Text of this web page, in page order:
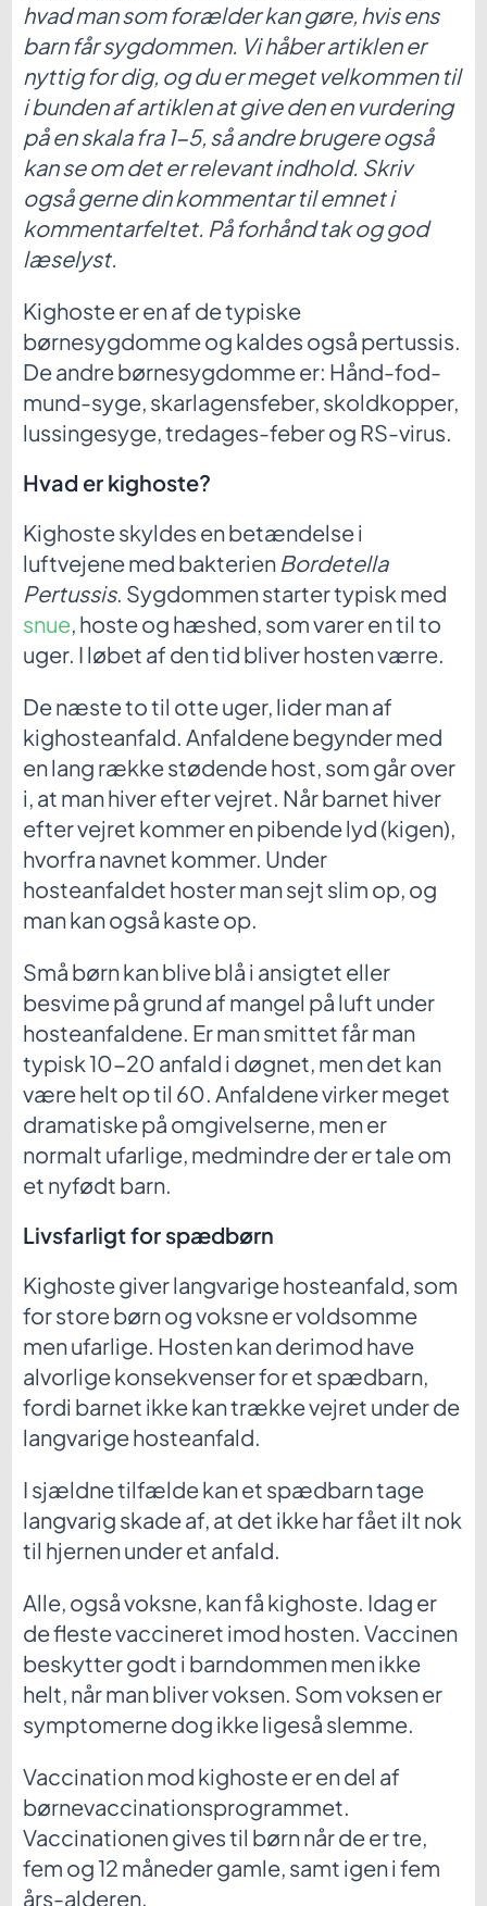
hvad man som forælder kan gøre, hvis ens
barn får sygdommen. Vi håber artiklen er
nyttig for dig, og du er meget velkommen til
i bunden af artiklen at give den en vurdering
på en skala fra 1-5, så andre brugere også
kan se om det er relevant indhold. Skriv
også gerne din kommentar til emnet i
kommentarfeltet. På forhånd tak og god
læselyst.
Kighoste er en af de typiske
børnesygdomme og kaldes også pertussis.
De andre børnesygdomme er: Hånd-fod-
mund-syge, skarlagensfeber, skoldkopper,
lussingesyge, tredages-feber og RS-virus.
Hvad er kighoste?
Kighoste skyldes en betændelse i
luftvejene med bakterien Bordetella
Pertussis. Sygdommen starter typisk med
snue, hoste og hæshed, som varer en til to
uger. I løbet af den tid bliver hosten værre.
De næste to til otte uger, lider man af
kighosteanfald. Anfaldene begynder med
en lang række stødende host, som går over
i, at man hiver efter vejret. Når barnet hiver
efter vejret kommer en pibende lyd (kigen),
hvorfra navnet kommer. Under
hosteanfaldet hoster man sejt slim op, og
man kan også kaste op.
Små børn kan blive blå i ansigtet eller
besvime på grund af mangel på luft under
hosteanfaldene. Er man smittet får man
typisk 10-20 anfald i døgnet, men det kan
være helt op til 60. Anfaldene virker meget
dramatiske på omgivelserne, men er
normalt ufarlige, medmindre der er tale om
et nyfødt barn.
Livsfarligt for spædbørn
Kighoste giver langvarige hosteanfald, som
for store børn og voksne er voldsomme
men ufarlige. Hosten kan derimod have
alvorlige konsekvenser for et spædbarn,
fordi barnet ikke kan trække vejret under de
langvarige hosteanfald.
I sjældne tilfælde kan et spædbarn tage
langvarig skade af, at det ikke har fået ilt nok
til hjernen under et anfald.
Alle, også voksne, kan få kighoste. Idag er
de fleste vaccineret imod hosten. Vaccinen
beskytter godt i barndommen men ikke
helt, når man bliver voksen. Som voksen er
symptomerne dog ikke ligeså slemme.
Vaccination mod kighoste er en del af
børnevaccinationsprogrammet.
Vaccinationen gives til børn når de er tre,
fem og 12 måneder gamle, samt igen i fem
års-alderen.